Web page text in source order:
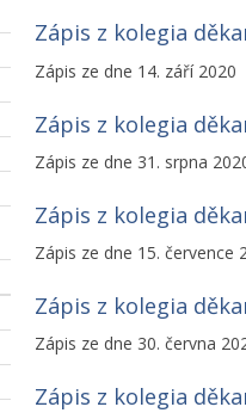
Zápis z kolegia
Zápis ze dne 14. září 2020
Zápis z kolegia
Zápis ze dne 31. srpna
Zápis z kolegia
Zápis ze dne 15. července
Zápis z kolegia
Zápis ze dne 30. června
Zápis z kolegia